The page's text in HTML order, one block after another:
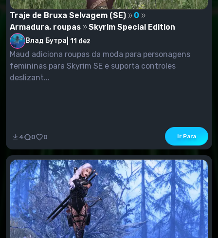
Traje de Bruxa Selvagem (SE)
0
Armadura, roupas
Skyrim Special Edition
Влад Бутра 11 dez
Maud adiciona roupas da moda para personagens
femininas para Skyrim SE e suporta controles
deslizant...
4 0 0 Ir Para